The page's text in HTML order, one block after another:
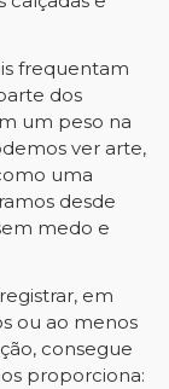
frequentam
dos
um peso na
ver arte,
uma
desde
medo e
em
ou ao menos
consegue
proporciona: